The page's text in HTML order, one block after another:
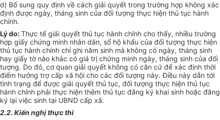
d) Bổ sung quy định về cách giải quyết trong trường hợp không xác
định được ngày, tháng sinh của đối tượng thực hiện thủ tục hành
chính.
Lý do:Thực tế giải quyết thủ tục hành chính cho thấy, nhiều trường
hợp giấy chứng minh nhân dân, sổ hộ khẩu của đối tượng thực hiện
thủ tục hành chính chỉ ghi năm sinh mà không có ngày, tháng sinh
hay giấy tờ nào khác có giá trị chứng minh ngày, tháng sinh của đối
tượng. Do đó, cơ quan giải quyết không có căn cứ để xác định thời
điểm hưởng trợ cấp xã hội cho các đối tượng này. Điều này dẫn tới
tình trạng để được giải quyết thủ tục, đối tượng thực hiện thủ tục
hành chính phải thực hiện thêm thủ tục đăng ký khai sinh hoặc đăng
ký lại việc sinh tại UBND cấp xã.
2.2. Kiến nghị thực thi